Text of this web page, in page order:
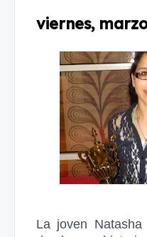
viernes,
La joven